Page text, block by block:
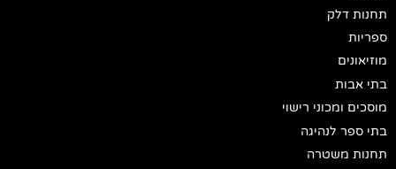
תחנות דלק
ספריות
מוזיאונים
בתי אבות
מוסכים ומכוני רישוי
בתי ספר לנהיגה
תחנות משטרה